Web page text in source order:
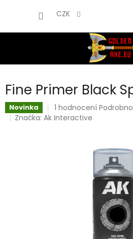
CZK
Fine Primer Black
Novinka
Průměrné
hodnocení
1 hodnocení
Značka:Ak Interactive